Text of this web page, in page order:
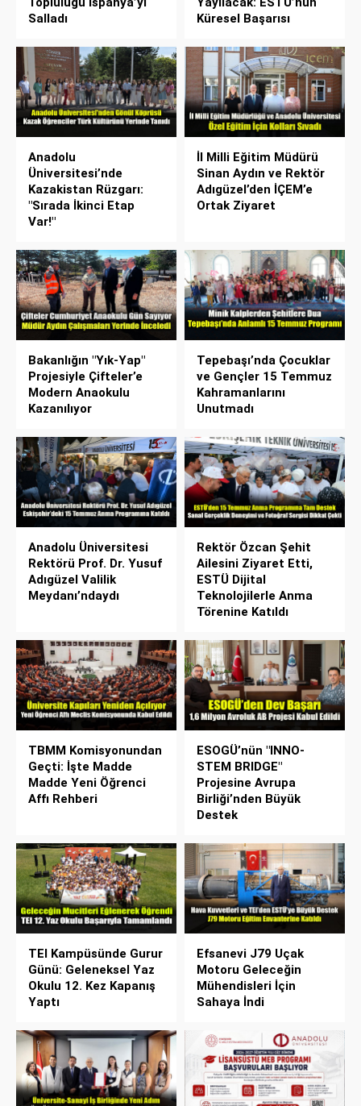
Salladı
Küresel Başarısı
Anadolu
Üniversitesi’nde
Kazakistan Rüzgarı:
"Sırada İkinci Etap
Var!"
İl Milli Eğitim Müdürü
Sinan Aydın ve Rektör
Adıgüzel’den İÇEM’e
Ortak Ziyaret
Bakanlığın "Yık-Yap"
Projesiyle Çifteler’e
Modern Anaokulu
Kazanılıyor
Tepebaşı’nda Çocuklar
ve Gençler 15 Temmuz
Kahramanlarını
Unutmadı
Anadolu Üniversitesi
Rektörü Prof. Dr. Yusuf
Adıgüzel Valilik
Meydanı’ndaydı
Rektör Özcan Şehit
Ailesini Ziyaret Etti,
ESTÜ Dijital
Teknolojilerle Anma
Törenine Katıldı
TBMM Komisyonundan
Geçti: İşte Madde
Madde Yeni Öğrenci
Affı Rehberi
ESOGÜ’nün "INNO-
STEM BRIDGE"
Projesine Avrupa
Birliği’nden Büyük
Destek
TEI Kampüsünde Gurur
Günü: Geleneksel Yaz
Okulu 12. Kez Kapanış
Yaptı
Efsanevi J79 Uçak
Motoru Geleceğin
Mühendisleri İçin
Sahaya İndi